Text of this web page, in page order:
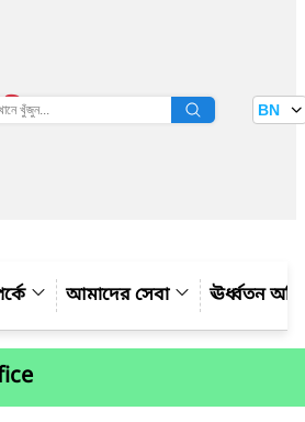
তথ্য বাতায়ন BN
আমাদের সেবা ঊর্ধ্বতন